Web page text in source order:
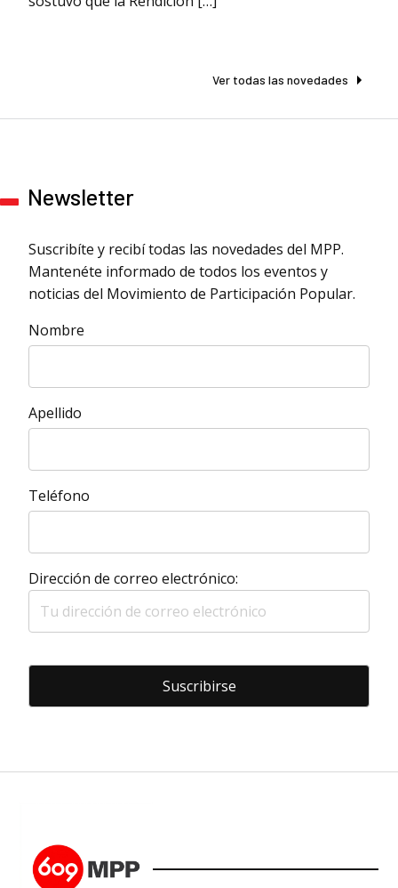
Ver todas las novedades
Newsletter
Suscribíte y recibí todas las novedades del MPP.
Mantenéte informado de todos los eventos y
noticias del Movimiento de Participación Popular.
Nombre
Apellido
Teléfono
Dirección de correo electrónico: